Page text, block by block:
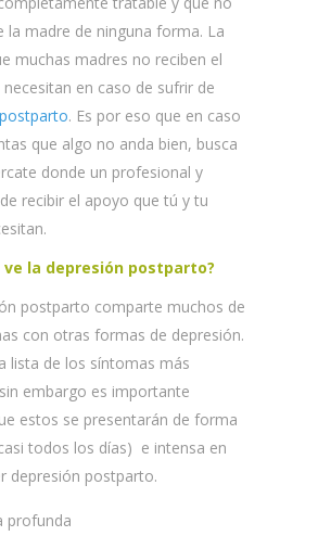
la madre de ninguna forma. La
muchas madres no reciben el
en caso de sufrir de
. Es por eso que en caso
que algo no anda bien, busca
donde un profesional y
recibir el apoyo que tú y tu
ve la depresión postparto?
postparto comparte muchos de
con otras formas de depresión.
lista de los síntomas más
embargo es importante
estos se presentarán de forma
todos los días) e intensa en
depresión postparto.
profunda